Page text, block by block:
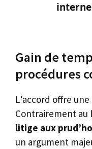
interne
Gain de
procédures
L’accord offre
Contrairement
litige aux
un argument